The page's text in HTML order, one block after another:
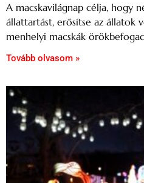
A macskavilágnap célja, hogy
állattartást, erősítse az állatok
menhelyi macskák
Tovább olvasom »